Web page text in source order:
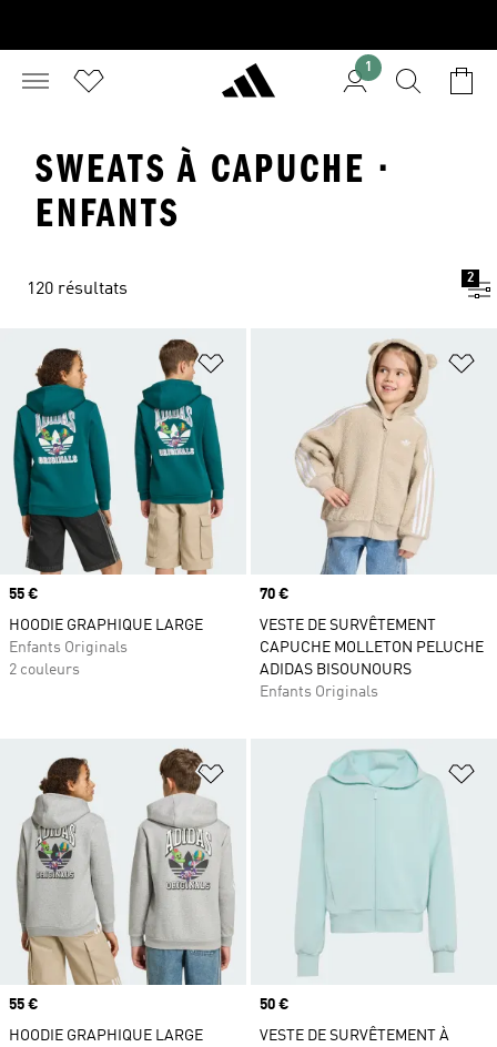
1
SWEATS À CAPUCHE ·
ENFANTS
120 résultats
2
Ajouter à la Liste de produits
Prix
55 €
HOODIE GRAPHIQUE LARGE
Enfants Originals
2 couleurs
Prix
70 €
VESTE DE SURVÊTEMENT
CAPUCHE MOLLETON PELUCHE
ADIDAS BISOUNOURS
Enfants Originals
Ajouter à la Liste de produits
Prix
55 €
HOODIE GRAPHIQUE LARGE
Prix
50 €
VESTE DE SURVÊTEMENT À